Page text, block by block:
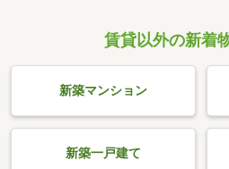
賃貸以外の新着
新築マンション
新築一戸建て